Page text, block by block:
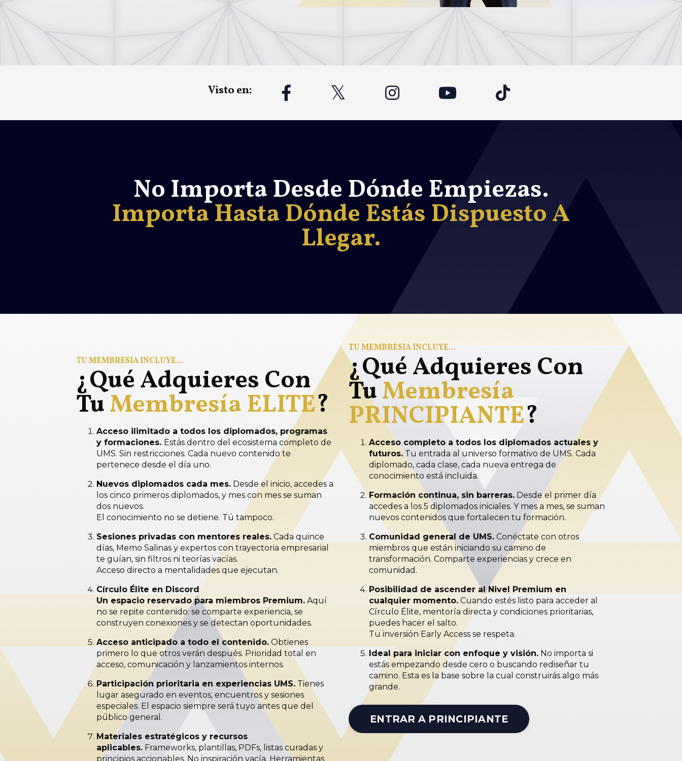
Visto en:
No Importa Desde Dónde Empiezas.
Importa Hasta Dónde Estás Dispuesto A
Llegar.
TU MEMBRESÍA INCLUYE...
¿Qué Adquieres Con
TuMembresía ELITE?
Acceso ilimitado a todos los diplomados, programas
y formaciones. Estás dentro del ecosistema completo de
UMS. Sin restricciones. Cada nuevo contenido te
pertenece desde el día uno.
Nuevos diplomados cada mes. Desde el inicio, accedes a
los cinco primeros diplomados, y mes con mes se suman
dos nuevos.
El conocimiento no se detiene. Tú tampoco.
Sesiones privadas con mentores reales. Cada quince
días, Memo Salinas y expertos con trayectoria empresarial
te guían, sin filtros ni teorías vacías.
Acceso directo a mentalidades que ejecutan.
Círculo Élite en Discord
Un espacio reservado para miembros Premium. Aquí
no se repite contenido: se comparte experiencia, se
construyen conexiones y se detectan oportunidades.
Acceso anticipado a todo el contenido. Obtienes
primero lo que otros verán después. Prioridad total en
acceso, comunicación y lanzamientos internos.
Participación prioritaria en experiencias UMS. Tienes
lugar asegurado en eventos, encuentros y sesiones
especiales. El espacio siempre será tuyo antes que del
público general.
Materiales estratégicos y recursos
aplicables. Frameworks, plantillas, PDFs, listas curadas y
principios accionables. No inspiración vacía. Herramientas
TU MEMBRESÍA INCLUYE...
¿Qué Adquieres Con
TuMembresía
PRINCIPIANTE?
Acceso completo a todos los diplomados actuales y
futuros. Tu entrada al universo formativo de UMS. Cada
diplomado, cada clase, cada nueva entrega de
conocimiento está incluida.
Formación continua, sin barreras. Desde el primer día
accedes a los 5 diplomados iniciales. Y mes a mes, se suman
nuevos contenidos que fortalecen tu formación.
Comunidad general de UMS. Conéctate con otros
miembros que están iniciando su camino de
transformación. Comparte experiencias y crece en
comunidad.
Posibilidad de ascender al Nivel Premium en
cualquier momento. Cuando estés listo para acceder al
Círculo Élite, mentoría directa y condiciones prioritarias,
puedes hacer el salto.
Tu inversión Early Access se respeta.
Ideal para iniciar con enfoque y visión. No importa si
estás empezando desde cero o buscando rediseñar tu
camino. Esta es la base sobre la cual construirás algo más
grande.
ENTRAR A PRINCIPIANTE